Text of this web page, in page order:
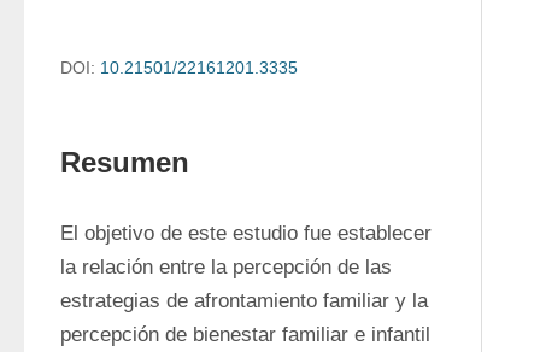
DOI: 10.21501/22161201.3335
Resumen
El objetivo de este estudio fue establecer
la relación entre la percepción de las
estrategias de afrontamiento familiar y la
percepción de bienestar familiar e infantil